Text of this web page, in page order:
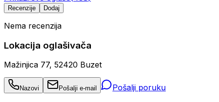
Recenzije Dodaj
Nema recenzija
Lokacija oglašivača
Mažinjica 77, 52420 Buzet
Nazovi Pošalji e-mail Pošalji poruku